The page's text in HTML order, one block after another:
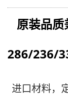
原装品质
286/236/
进口材料，